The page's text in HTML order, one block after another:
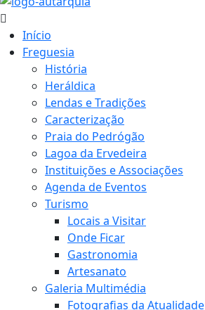
Início
Freguesia
História
Heráldica
Lendas e Tradições
Caracterização
Praia do Pedrógão
Lagoa da Ervedeira
Instituições e Associações
Agenda de Eventos
Turismo
Locais a Visitar
Onde Ficar
Gastronomia
Artesanato
Galeria Multimédia
Fotografias da Atualidade